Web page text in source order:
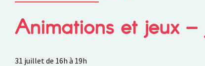
Animations et jeux –
31 juillet de 16h à 19h